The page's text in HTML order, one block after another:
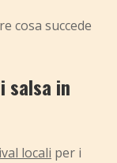
cosa succede
salsa in
locali per i